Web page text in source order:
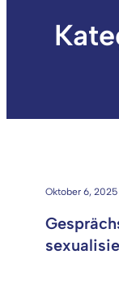
Oktober 6, 2025